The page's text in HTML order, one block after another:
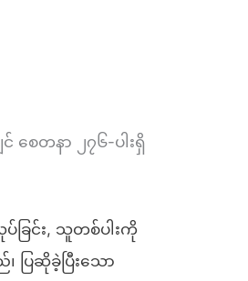
စေတနာ ၂၇၆-ပါးရှိ
ခြင်း, သူတစ်ပါးကို
ြဆိုခဲ့ပြီးသော